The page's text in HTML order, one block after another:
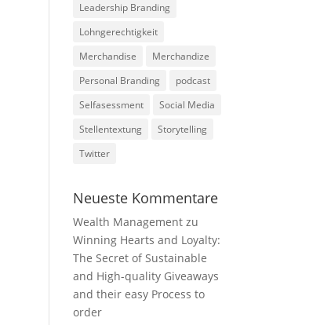
Leadership Branding
Lohngerechtigkeit
Merchandise
Merchandize
Personal Branding
podcast
Selfasessment
Social Media
Stellentextung
Storytelling
Twitter
Neueste Kommentare
Wealth Management zu
Winning Hearts and Loyalty:
The Secret of Sustainable
and High-quality Giveaways
and their easy Process to
order